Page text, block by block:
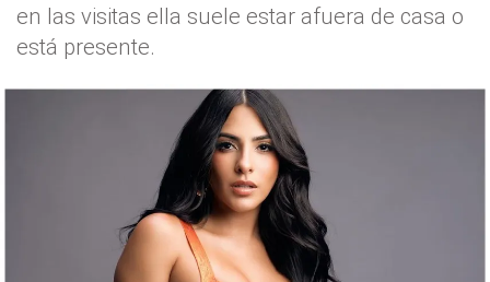
en las visitas ella suele estar afuera de casa o
está presente.